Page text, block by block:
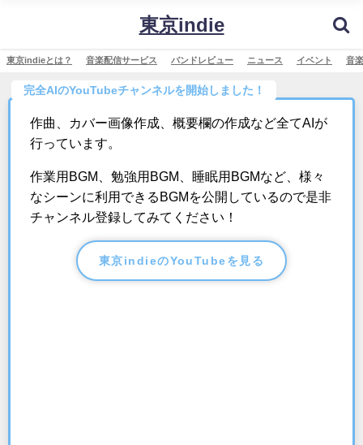
東京indie
東京indieとは？ 音楽配信サービス バンドレビュー ニュース イベント 音
完全AIのYouTubeチャンネルを開始しました！
作曲、カバー画像作成、概要欄の作成など全てAIが
行っています。
作業用BGM、勉強用BGM、睡眠用BGMなど、様々
なシーンに利用できるBGMを公開しているので是非
チャンネル登録してみてください！
東京indieのYouTubeを見る